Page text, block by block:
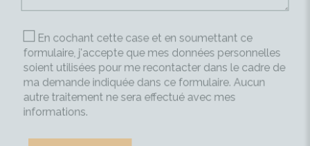
En cochant cette case et en soumettant ce
formulaire, j'accepte que mes données personnelles
soient utilisées pour me recontacter dans le cadre de
ma demande indiquée dans ce formulaire. Aucun
autre traitement ne sera effectué avec mes
informations.